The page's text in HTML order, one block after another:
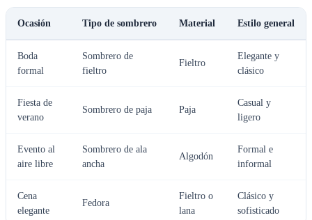
Ocasión Tipo de sombrero Material Estilo general
Boda
formal
Sombrero de
fieltro
Fieltro
Elegante y
clásico
Fiesta de
verano
Sombrero de paja Paja
Casual y
ligero
Evento al
aire libre
Sombrero de ala
ancha
Algodón
Formal e
informal
Cena
elegante
Fedora
Fieltro o
lana
Clásico y
sofisticado